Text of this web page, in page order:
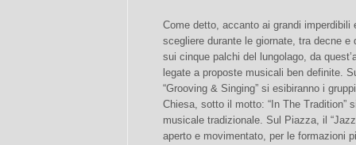
Come detto, accanto ai grandi
scegliere durante le giornate, tra decne
sui cinque palchi del lungolago, da
legate a proposte musicali ben definite.
“Grooving & Singing” si esibiranno i
Chiesa, sotto il motto: “In The Tradition”
musicale tradizionale. Sul Piazza, il
aperto e movimentato, per le formazioni